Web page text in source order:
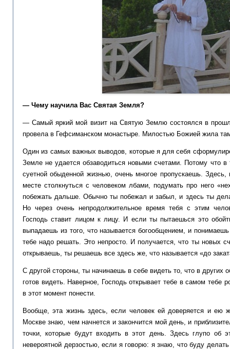
— Чему научила Вас Святая Земля?
— Самый яркий мой визит на Святую Землю состоялся в
провела в Гефсиманском монастыре. Милостью Божией жила
Один из самых важных выводов, которые я для себя
Земле не удается обзаводиться новыми счетами. Потому что
суетной обыденной жизнью, очень многое пропускаешь.
месте столкнуться с человеком лбами, подумать про него
побежать дальше. Обычно ты побежал и забыл, и здесь ты
Но через очень непродолжительное время тебя с этим
Господь ставит лицом к лицу. И если ты пытаешься это
выпадаешь из того, что называется богообщением, и
тебе надо решать. Это непросто. И получается, что ты новых
открываешь, ты решаешь все здесь же, что называется «до
С другой стороны, ты начинаешь в себе видеть то, что в других
готов видеть. Наверное, Господь открывает тебе в самом тебе
в этот момент понести.
Вообще, эта жизнь здесь, если человек ей доверяется и ею
Москве знаю, чем начнется и закончится мой день, и
точки, которые будут входить в этот день. Здесь глупо об
невероятной дерзостью, если я говорю: я знаю, что буду